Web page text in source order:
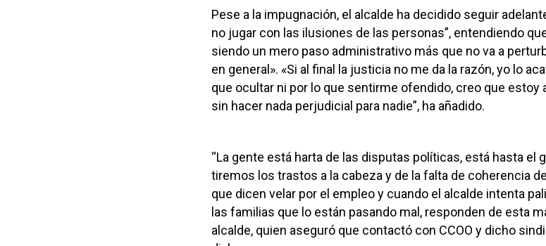
Pese a la impugnación, el alcalde ha decidido seguir
no jugar con las ilusiones de las personas”, entendiendo
siendo un mero paso administrativo más que no va a
en general». «Si al final la justicia no me da la razón, yo lo
que ocultar ni por lo que sentirme ofendido, creo que estoy
sin hacer nada perjudicial para nadie”, ha añadido.
“La gente está harta de las disputas políticas, está hasta el
tiremos los trastos a la cabeza y de la falta de coherencia
que dicen velar por el empleo y cuando el alcalde intenta
las familias que lo están pasando mal, responden de esta
alcalde, quien aseguró que contactó con CCOO y dicho